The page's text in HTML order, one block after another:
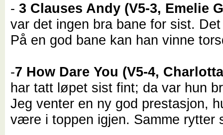
-3 Clauses Andy (V5-3, Emelie
var det ingen bra bane for sist.
På en god bane kan han vinne
-7 How Dare You (V5-4,
har tatt løpet sist fint; da var hun
Jeg venter en ny god prestasjon,
være i toppen igjen. Samme